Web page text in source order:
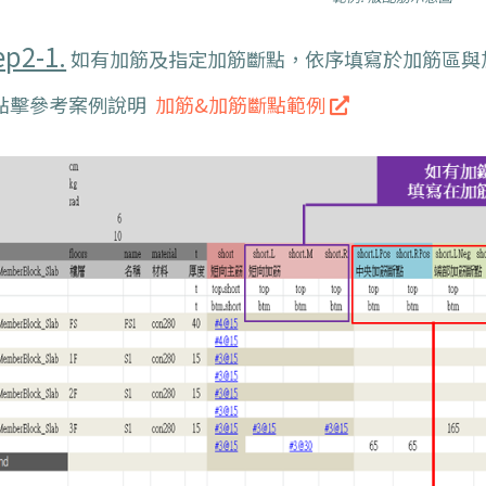
1. 如有加筋及指定加筋斷點，依序填寫於加筋區
參考案例說明 加筋&加筋斷點範例